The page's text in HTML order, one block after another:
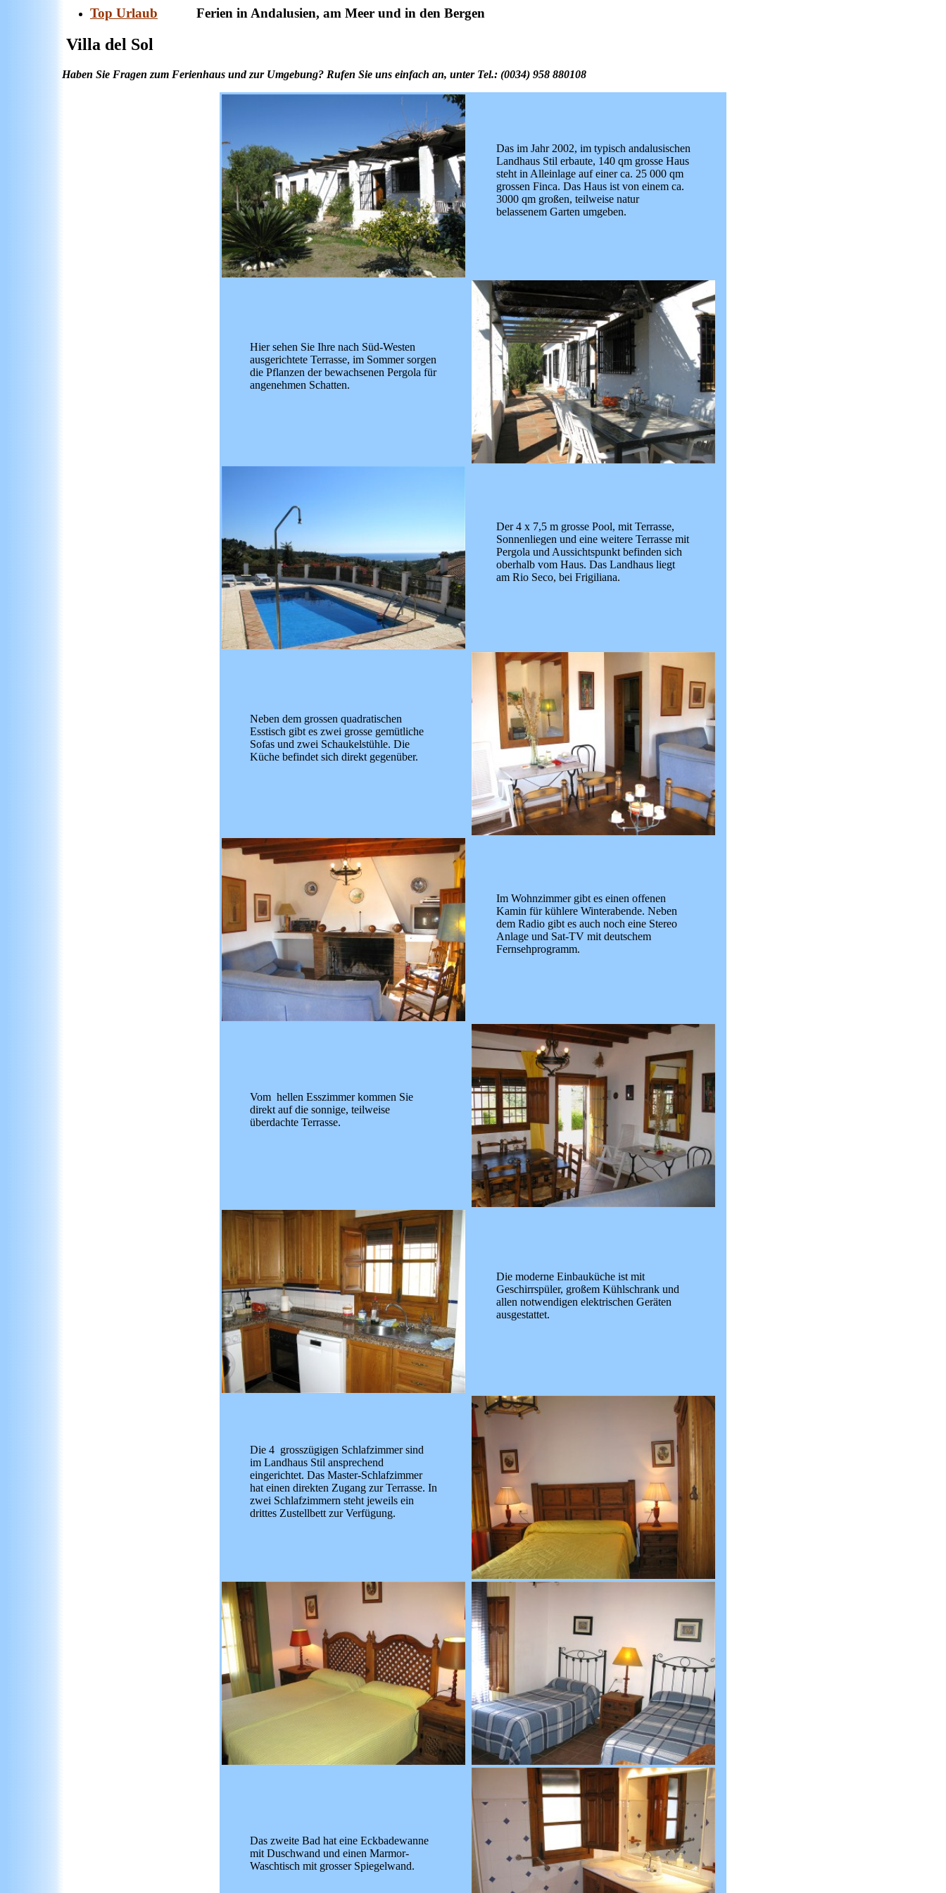
Top Urlaub Ferien in Andalusien, am Meer und in den Bergen
Villa del Sol
Haben Sie Fragen zum Ferienhaus und zur Umgebung? Rufen Sie uns einfach an, unter Tel.: (0034) 958 880108
Das im Jahr 2002, im typisch andalusischen
Landhaus Stil erbaute, 140 qm grosse Haus
steht in Alleinlage auf einer ca. 25 000 qm
grossen Finca. Das Haus ist von einem ca.
3000 qm großen, teilweise natur
belassenem Garten umgeben.
Hier sehen Sie Ihre nach Süd-Westen
ausgerichtete Terrasse, im Sommer sorgen
die Pflanzen der bewachsenen Pergola für
angenehmen Schatten.
Der 4 x 7,5 m grosse Pool, mit Terrasse,
Sonnenliegen und eine weitere Terrasse mit
Pergola und Aussichtspunkt befinden sich
oberhalb vom Haus. Das Landhaus liegt
am Rio Seco, bei Frigiliana.
Neben dem grossen quadratischen
Esstisch gibt es zwei grosse gemütliche
Sofas und zwei Schaukelstühle. Die
Küche befindet sich direkt gegenüber.
Im Wohnzimmer gibt es einen offenen
Kamin für kühlere Winterabende. Neben
dem Radio gibt es auch noch eine Stereo
Anlage und Sat-TV mit deutschem
Fernsehprogramm.
Vom hellen Esszimmer kommen Sie
direkt auf die sonnige, teilweise
überdachte Terrasse.
Die moderne Einbauküche ist mit
Geschirrspüler, großem Kühlschrank und
allen notwendigen elektrischen Geräten
ausgestattet.
Die 4 grosszügigen Schlafzimmer sind
im Landhaus Stil ansprechend
eingerichtet. Das Master-Schlafzimmer
hat einen direkten Zugang zur Terrasse. In
zwei Schlafzimmern steht jeweils ein
drittes Zustellbett zur Verfügung.
Das zweite Bad hat eine Eckbadewanne
mit Duschwand und einen Marmor-
Waschtisch mit grosser Spiegelwand.